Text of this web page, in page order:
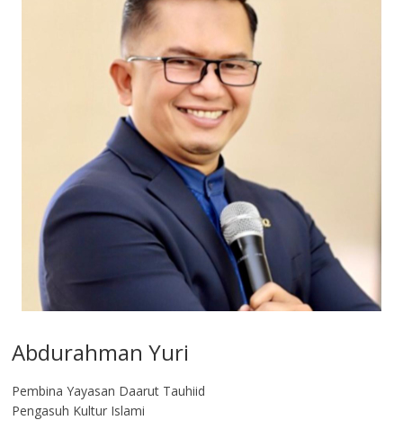
Abdurahman Yuri
Pembina Yayasan Daarut Tauhiid
Pengasuh Kultur Islami